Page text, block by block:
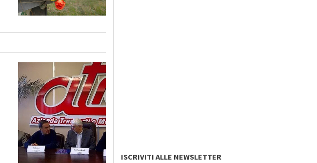
ISCRIVITI ALLE NEWSLETTER